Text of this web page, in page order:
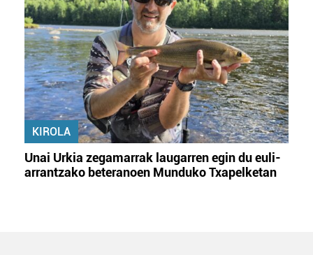
KIROLA
Unai Urkia zegamarrak laugarren egin du euli-
arrantzako beteranoen Munduko Txapelketan